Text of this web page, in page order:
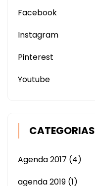
Facebook
Instagram
Pinterest
Youtube
CATEGORIAS
Agenda 2017 (4)
agenda 2019 (1)